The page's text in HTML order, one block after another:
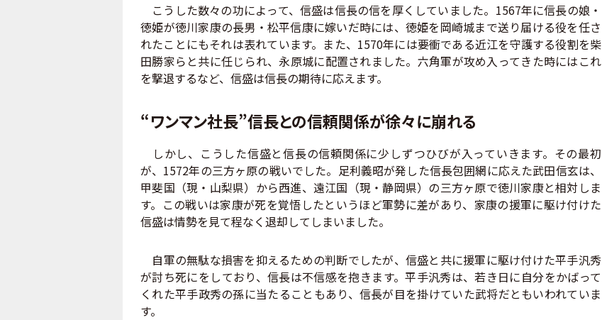
こうした数々の功によって、信盛は信長の信を厚くしていました。1567年に信長の娘・
徳姫が徳川家康の長男・松平信康に嫁いだ時には、徳姫を岡崎城まで送り届ける役を任さ
れたことにもそれは表れています。また、1570年には要衝である近江を守護する役割を柴
田勝家らと共に任じられ、永原城に配置されました。六角軍が攻め入ってきた時にはこれ
を撃退するなど、信盛は信長の期待に応えます。
“ワンマン社長”信長との信頼関係が徐々に崩れる
しかし、こうした信盛と信長の信頼関係に少しずつひびが入っていきます。その最初
が、1572年の三方ヶ原の戦いでした。足利義昭が発した信長包囲網に応えた武田信玄は、
甲斐国（現・山梨県）から西進、遠江国（現・静岡県）の三方ヶ原で徳川家康と相対しま
す。この戦いは家康が死を覚悟したというほど軍勢に差があり、家康の援軍に駆け付けた
信盛は情勢を見て程なく退却してしまいました。
自軍の無駄な損害を抑えるための判断でしたが、信盛と共に援軍に駆け付けた平手汎秀
が討ち死にをしており、信長は不信感を抱きます。平手汎秀は、若き日に自分をかばって
くれた平手政秀の孫に当たることもあり、信長が目を掛けていた武将だともいわれていま
す。